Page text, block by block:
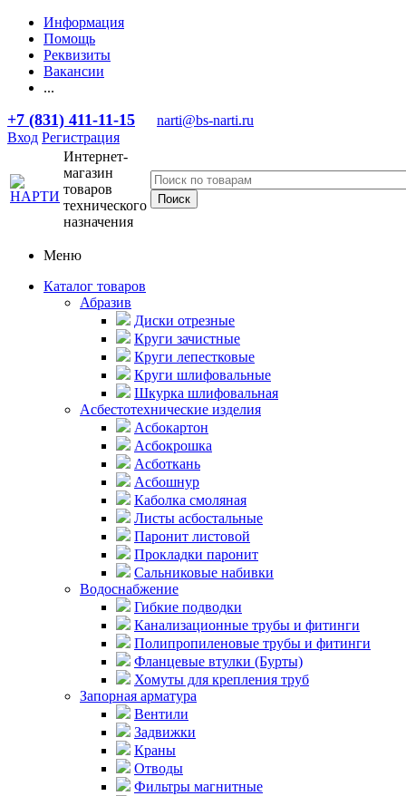
Информация
Помощь
Реквизиты
Вакансии
...
+7 (831) 411-11-15
narti@bs-narti.ru
Вход Регистрация
Интернет-
магазин
товаров
технического
назначения
Меню
Каталог товаров
Абразив
Диски отрезные
Круги зачистные
Круги лепестковые
Круги шлифовальные
Шкурка шлифовальная
Асбестотехнические изделия
Асбокартон
Асбокрошка
Асботкань
Асбошнур
Каболка смоляная
Листы асбостальные
Паронит листовой
Прокладки паронит
Сальниковые набивки
Водоснабжение
Гибкие подводки
Канализационные трубы и фитинги
Полипропиленовые трубы и фитинги
Фланцевые втулки (Бурты)
Хомуты для крепления труб
Запорная арматура
Вентили
Задвижки
Краны
Отводы
Фильтры магнитные